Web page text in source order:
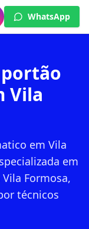
WhatsApp
Vila
em Vila
em
Formosa,
técnicos